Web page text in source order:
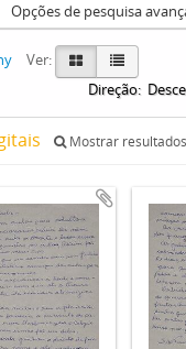
Opções de pesquisa
Ver:
Direção:
Mostrar